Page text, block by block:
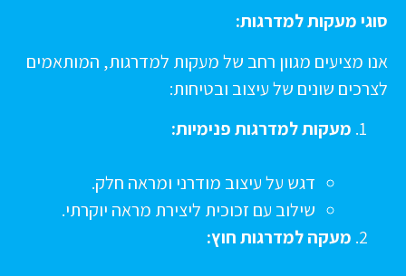
מעקות למדרגות:
מציעים מגוון רחב של מעקות למדרגות, המותאמים
שונים של עיצוב ובטיחות:
מעקות למדרגות פנימיות:
דגש על עיצוב מודרני ומראה חלק.
שילוב עם זכוכית ליצירת מראה יוקרתי.
מעקה למדרגות חוץ: